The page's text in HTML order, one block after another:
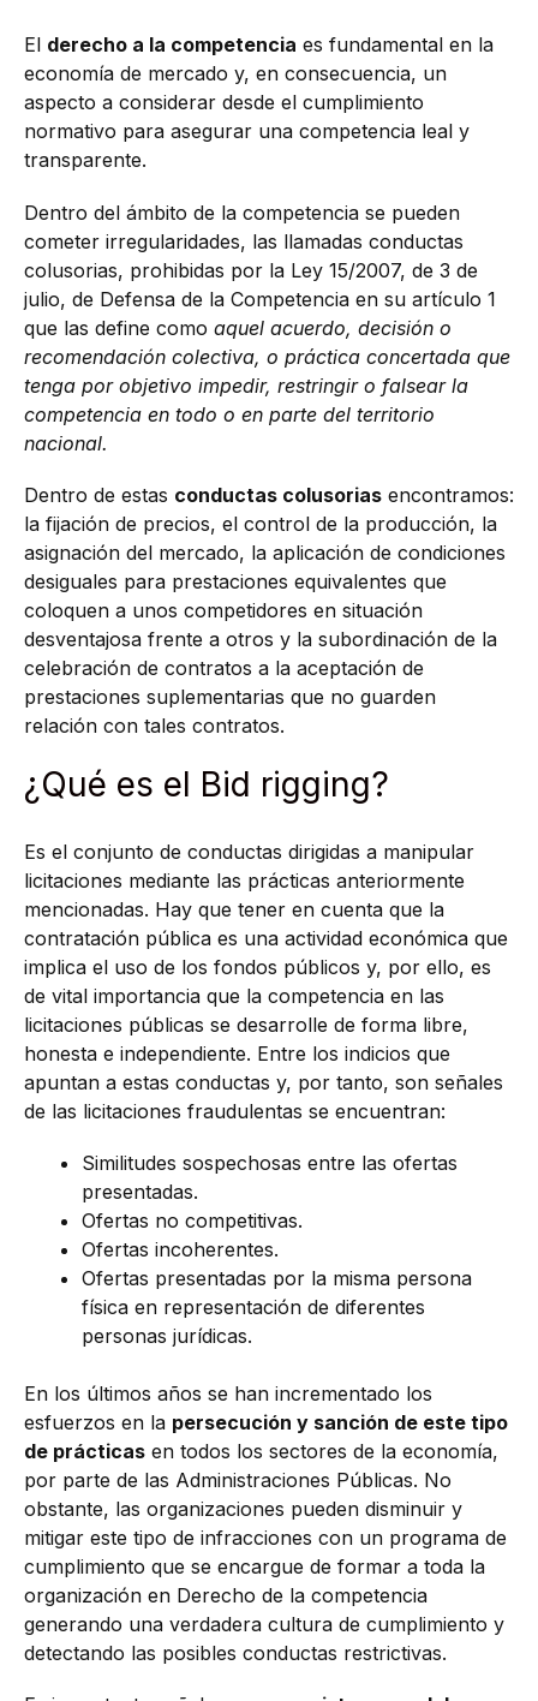
El derecho a la competencia es fundamental en la
economía de mercado y, en consecuencia, un
aspecto a considerar desde el cumplimiento
normativo para asegurar una competencia leal y
transparente.
Dentro del ámbito de la competencia se pueden
cometer irregularidades, las llamadas conductas
colusorias, prohibidas por la Ley 15/2007, de 3 de
julio, de Defensa de la Competencia en su artículo 1
que las define como aquel acuerdo, decisión o
recomendación colectiva, o práctica concertada que
tenga por objetivo impedir, restringir o falsear la
competencia en todo o en parte del territorio
nacional.
Dentro de estas conductas colusorias encontramos:
la fijación de precios, el control de la producción, la
asignación del mercado, la aplicación de condiciones
desiguales para prestaciones equivalentes que
coloquen a unos competidores en situación
desventajosa frente a otros y la subordinación de la
celebración de contratos a la aceptación de
prestaciones suplementarias que no guarden
relación con tales contratos.
¿Qué es el Bid rigging?
Es el conjunto de conductas dirigidas a manipular
licitaciones mediante las prácticas anteriormente
mencionadas. Hay que tener en cuenta que la
contratación pública es una actividad económica que
implica el uso de los fondos públicos y, por ello, es
de vital importancia que la competencia en las
licitaciones públicas se desarrolle de forma libre,
honesta e independiente. Entre los indicios que
apuntan a estas conductas y, por tanto, son señales
de las licitaciones fraudulentas se encuentran:
Similitudes sospechosas entre las ofertas
presentadas.
Ofertas no competitivas.
Ofertas incoherentes.
Ofertas presentadas por la misma persona
física en representación de diferentes
personas jurídicas.
En los últimos años se han incrementado los
esfuerzos en la persecución y sanción de este tipo
de prácticas en todos los sectores de la economía,
por parte de las Administraciones Públicas. No
obstante, las organizaciones pueden disminuir y
mitigar este tipo de infracciones con un programa de
cumplimiento que se encargue de formar a toda la
organización en Derecho de la competencia
generando una verdadera cultura de cumplimiento y
detectando las posibles conductas restrictivas.